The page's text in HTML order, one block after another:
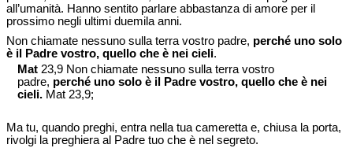
all’umanità. Hanno sentito parlare abbastanza di amore per il
prossimo negli ultimi duemila anni.
Non chiamate nessuno sulla terra vostro padre, perché uno solo
è il Padre vostro, quello che è nei cieli.
Mat 23,9 Non chiamate nessuno sulla terra vostro
padre, perché uno solo è il Padre vostro, quello che è nei
cieli. Mat 23,9;
Ma tu, quando preghi, entra nella tua cameretta e, chiusa la porta,
rivolgi la preghiera al Padre tuo che è nel segreto.